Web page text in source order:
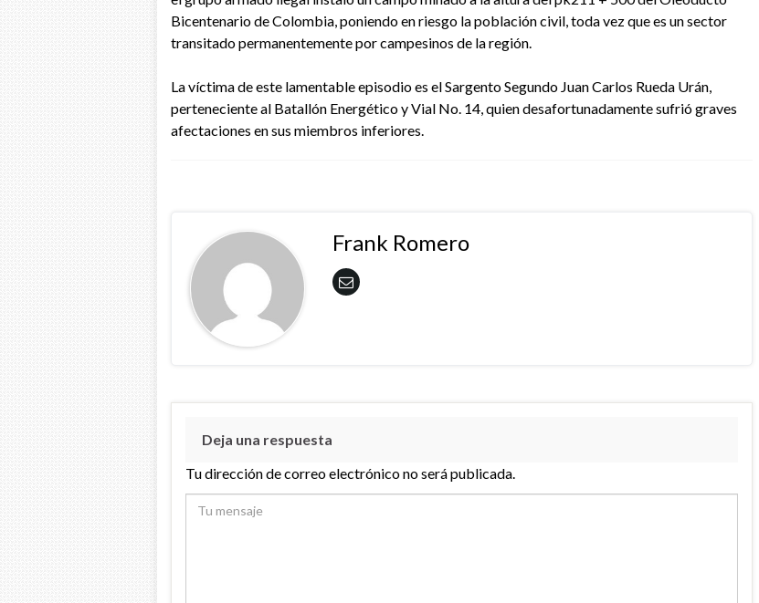
Bicentenario de Colombia, poniendo en riesgo la población civil, toda vez que es un sector
transitado permanentemente por campesinos de la región.
La víctima de este lamentable episodio es el Sargento Segundo Juan Carlos Rueda Urán,
perteneciente al Batallón Energético y Vial No. 14, quien desafortunadamente sufrió graves
afectaciones en sus miembros inferiores.
Frank Romero
Deja una respuesta
Tu dirección de correo electrónico no será publicada.